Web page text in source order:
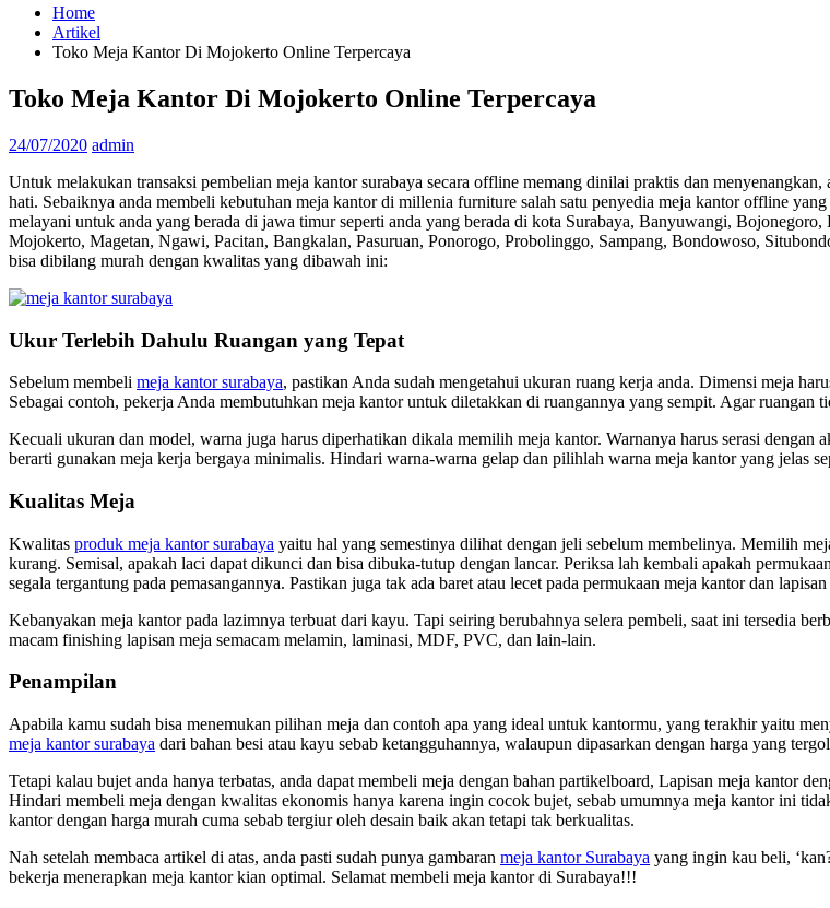
Home
Artikel
Toko Meja Kantor Di Mojokerto Online Terpercaya
Toko Meja Kantor Di Mojokerto Online Terpercaya
24/07/2020 admin
Untuk melakukan transaksi pembelian meja kantor surabaya secara offline memang dinilai praktis dan
hati. Sebaiknya anda membeli kebutuhan meja kantor di millenia furniture salah satu penyedia meja kantor offline
melayani untuk anda yang berada di jawa timur seperti anda yang berada di kota Surabaya, Banyuwangi,
Mojokerto, Magetan, Ngawi, Pacitan, Bangkalan, Pasuruan, Ponorogo, Probolinggo, Sampang, Bondowoso,
bisa dibilang murah dengan kwalitas yang dibawah ini:
Ukur Terlebih Dahulu Ruangan yang Tepat
Sebelum membeli meja kantor surabaya, pastikan Anda sudah mengetahui ukuran ruang kerja anda. Dimensi meja
Sebagai contoh, pekerja Anda membutuhkan meja kantor untuk diletakkan di ruangannya yang sempit. Agar
Kecuali ukuran dan model, warna juga harus diperhatikan dikala memilih meja kantor. Warnanya harus serasi
berarti gunakan meja kerja bergaya minimalis. Hindari warna-warna gelap dan pilihlah warna meja kantor yang jelas
Kualitas Meja
Kwalitas produk meja kantor surabaya yaitu hal yang semestinya dilihat dengan jeli sebelum membelinya. Memilih
kurang. Semisal, apakah laci dapat dikunci dan bisa dibuka-tutup dengan lancar. Periksa lah kembali apakah
segala tergantung pada pemasangannya. Pastikan juga tak ada baret atau lecet pada permukaan meja kantor dan
Kebanyakan meja kantor pada lazimnya terbuat dari kayu. Tapi seiring berubahnya selera pembeli, saat ini tersedia
macam finishing lapisan meja semacam melamin, laminasi, MDF, PVC, dan lain-lain.
Penampilan
Apabila kamu sudah bisa menemukan pilihan meja dan contoh apa yang ideal untuk kantormu, yang terakhir yaitu
meja kantor surabaya dari bahan besi atau kayu sebab ketangguhannya, walaupun dipasarkan dengan harga yang
Tetapi kalau bujet anda hanya terbatas, anda dapat membeli meja dengan bahan partikelboard, Lapisan meja kantor
Hindari membeli meja dengan kwalitas ekonomis hanya karena ingin cocok bujet, sebab umumnya meja kantor ini
kantor dengan harga murah cuma sebab tergiur oleh desain baik akan tetapi tak berkualitas.
Nah setelah membaca artikel di atas, anda pasti sudah punya gambaran meja kantor Surabaya yang ingin kau beli,
bekerja menerapkan meja kantor kian optimal. Selamat membeli meja kantor di Surabaya!!!